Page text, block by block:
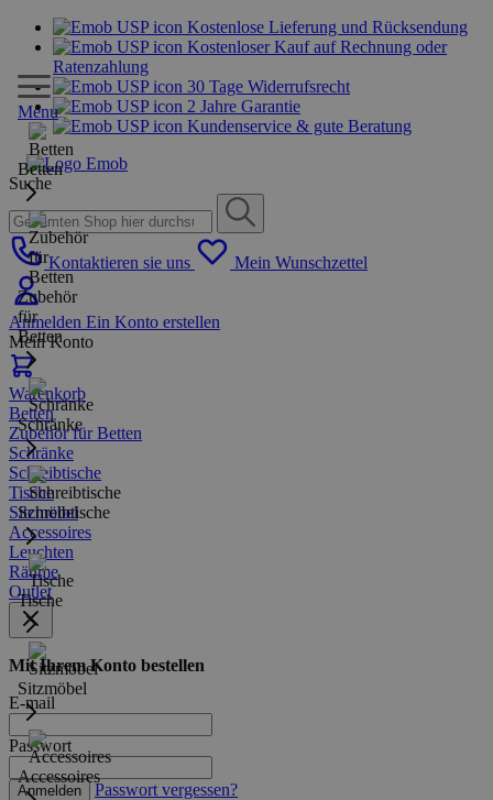
Kostenlose Lieferung und Rücksendung
Kostenloser Kauf auf Rechnung oder
Ratenzahlung
30 Tage Widerrufsrecht
2 Jahre Garantie
Kundenservice & gute Beratung
Suche
Kontaktieren sie uns Mein Wunschzettel
Anmelden Ein Konto erstellen
Mein Konto
Warenkorb
Menu
Betten
Zubehör
für
Betten
Schränke
Schreibtische
Tische
Sitzmöbel
Accessoires
Betten
Zubehör für Betten
Schränke
Schreibtische
Tische
Sitzmöbel
Accessoires
Leuchten
Räume
Outlet
Mit Ihrem Konto bestellen
E-mail
Passwort
Anmelden Passwort vergessen?